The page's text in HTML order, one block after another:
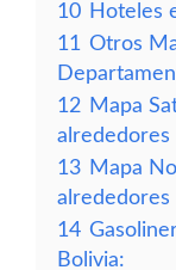
10 Hoteles
11 Otros
12 Mapa
alrededores
13 Mapa
alrededores
14
Bolivia: